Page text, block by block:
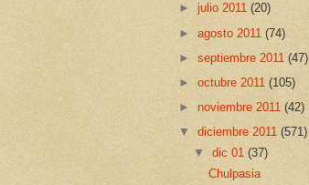
►julio 2011(20)
►agosto 2011(74)
►septiembre 2011(47)
►octubre 2011(105)
►noviembre 2011(42)
▼diciembre 2011(571)
▼ dic 01 (37)
Chulpasia